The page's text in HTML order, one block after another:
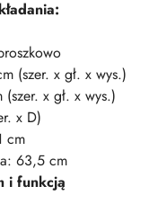
(szer. x gł. x wys.)
x gł. x wys.)
x D)
cm
63,5 cm
i funkcją